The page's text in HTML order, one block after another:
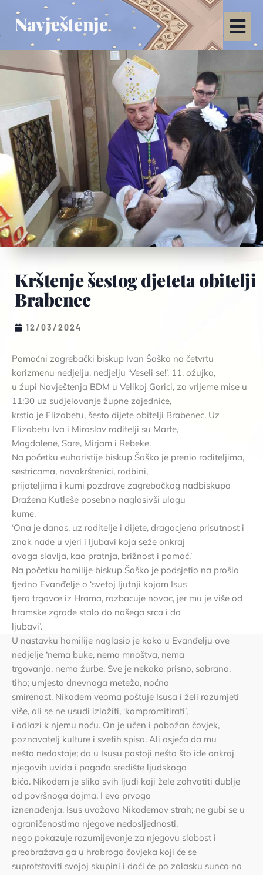
Navještenje
Krštenje šestog djeteta obitelji
Brabenec
12/03/2024
Pomoćni zagrebački biskup Ivan Šaško na četvrtu
korizmenu nedjelju, nedjelju ‘Veseli se!’, 11. ožujka,
u župi Navještenja BDM u Velikoj Gorici, za vrijeme mise u
11:30 uz sudjelovanje župne zajednice,
krstio je Elizabetu, šesto dijete obitelji Brabenec. Uz
Elizabetu Iva i Miroslav roditelji su Marte,
Magdalene, Sare, Mirjam i Rebeke.
Na početku euharistije biskup Šaško je prenio roditeljima,
sestricama, novokrštenici, rodbini,
prijateljima i kumi pozdrave zagrebačkog nadbiskupa
Dražena Kutleše posebno naglasivši ulogu
kume.
‘Ona je danas, uz roditelje i dijete, dragocjena prisutnost i
znak nade u vjeri i ljubavi koja seže onkraj
ovoga slavlja, kao pratnja, brižnost i pomoć.’
Na početku homilije biskup Šaško je podsjetio na prošlo
tjedno Evanđelje o ‘svetoj ljutnji kojom Isus
tjera trgovce iz Hrama, razbacuje novac, jer mu je više od
hramske zgrade stalo do našega srca i do
ljubavi’.
U nastavku homilije naglasio je kako u Evanđelju ove
nedjelje ‘nema buke, nema mnoštva, nema
trgovanja, nema žurbe. Sve je nekako prisno, sabrano,
tiho; umjesto dnevnoga meteža, noćna
smirenost. Nikodem veoma poštuje Isusa i želi razumjeti
više, ali se ne usudi izložiti, ‘kompromitirati’,
i odlazi k njemu noću. On je učen i pobožan čovjek,
poznavatelj kulture i svetih spisa. Ali osjeća da mu
nešto nedostaje; da u Isusu postoji nešto što ide onkraj
njegovih uvida i pogađa središte ljudskoga
bića. Nikodem je slika svih ljudi koji žele zahvatiti dublje
od površnoga dojma. I evo prvoga
iznenađenja. Isus uvažava Nikodemov strah; ne gubi se u
ograničenostima njegove nedosljednosti,
nego pokazuje razumijevanje za njegovu slabost i
preobražava ga u hrabroga čovjeka koji će se
suprotstaviti svojoj skupini i doći će po zalasku sunca na